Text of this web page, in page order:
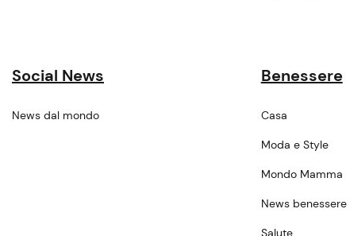
Social News
News dal mondo
Benessere
Casa
Moda e Style
Mondo Mamma
News benessere
Salute